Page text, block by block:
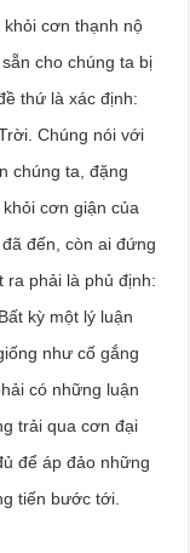
cơn thạnh nộ
cho chúng ta bị
thứ là xác định:
Chúng nói với
chúng ta, đặng
cơn giận của
đến, còn ai đứng
ra phải là phủ định:
kỳ một lý luận
như cố gắng
có những luận
trải qua cơn đại
để áp đảo những
tiến bước tới.